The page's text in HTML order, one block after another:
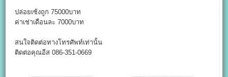
ปล่อยเซ้งถูก 75000บาท
ค่าเช่าเดือนละ 7000บาท
สนใจติดต่อทางโทรศัพท์เท่านั้น
ติดต่อคุณอีส 086-351-0669